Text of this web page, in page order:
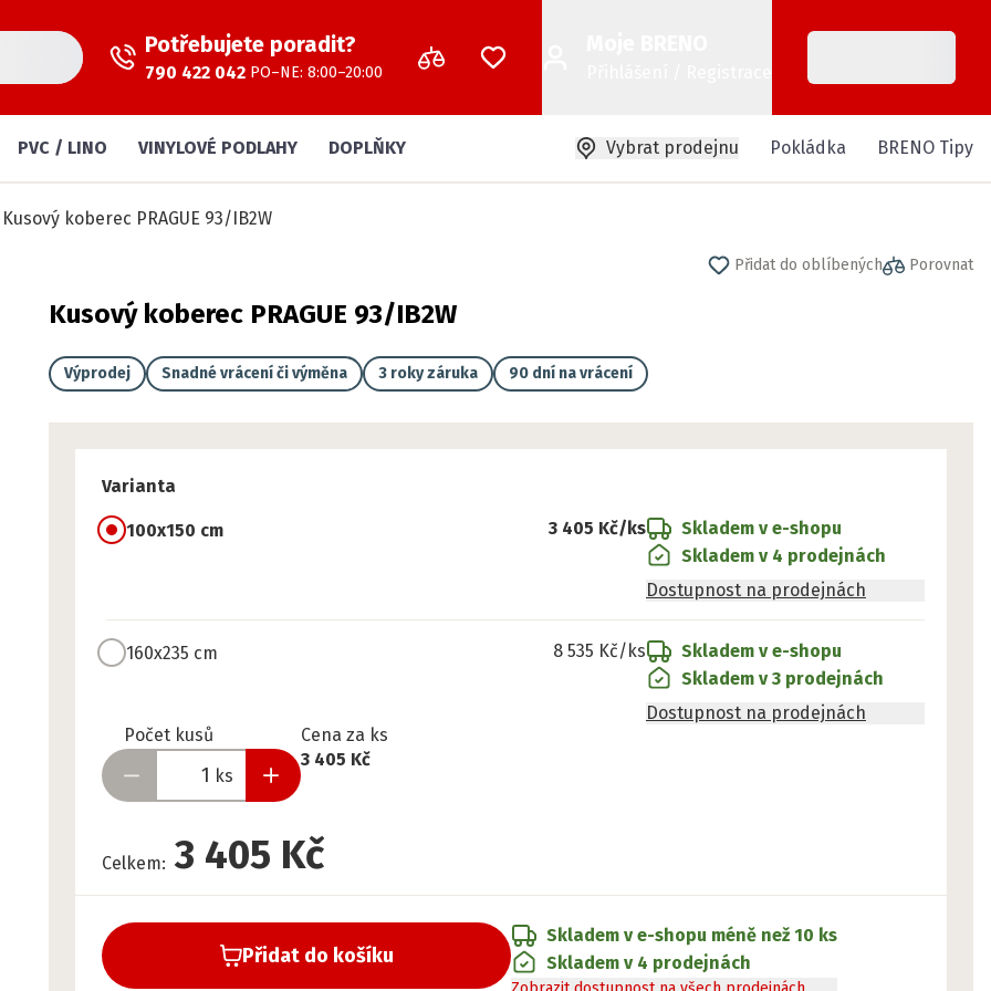
Potřebujete poradit?
790 422 042 PO–NE: 8:00–20:00
PVC / LINO VINYLOVÉ PODLAHY DOPLŇKY Vybrat prodejnu Pokládka BRENO Tipy
Kusový koberec PRAGUE 93/IB2W
Přidat do oblíbených Porovnat
Kusový koberec PRAGUE 93/IB2W
Výprodej Snadné vrácení či výměna 3 roky záruka 90 dní na vrácení
Varianta
100x150 cm 3 405 Kč/ks
Skladem v e-shopu
Skladem v 4 prodejnách
Dostupnost na prodejnách
160x235 cm 8 535 Kč/ks
Skladem v e-shopu
Skladem v 3 prodejnách
Dostupnost na prodejnách
Počet kusů
ks
Připraveno
Cena za ks
3 405 Kč
Celkem: 3 405 Kč
Přidat do košíku
Skladem v e-shopu méně než 10 ks
Skladem v 4 prodejnách